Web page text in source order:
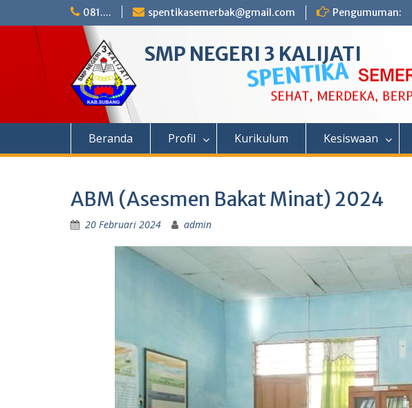
081.... spentikasemerbak@gmail.com Pengumuman:
SMP NEGERI 3 KALIJATI
Beranda Profil Kurikulum Kesiswaan
ABM (Asesmen Bakat Minat) 2024
20 Februari 2024 admin